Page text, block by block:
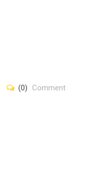
(0) Comment